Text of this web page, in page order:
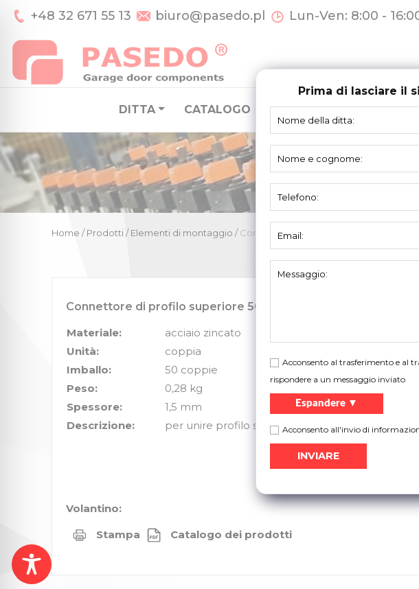
+48 32 671 55 13 biuro@pasedo.pl Lun-Ven: 8:00 -
DITTA CATALOGO SISTEMI DI PORTE
Prima di lasciare il
Acconsento al trasferimento e al
rispondere a un messaggio inviato
Espandere ▼
Acconsento all'invio di
Home /Prodotti/Elementi di montaggio /Connettore di profilo superiore 502005
Connettore di profilo superiore 502005
Materiale:
acciaio zincato
Unità:
coppia
Imballo:
50 coppie
Peso:
0,28 kg
Spessore:
1,5 mm
Descrizione:
per unire profilo superiore 1416 con angolare
Volantino:
Stampa
Catalogo dei prodotti